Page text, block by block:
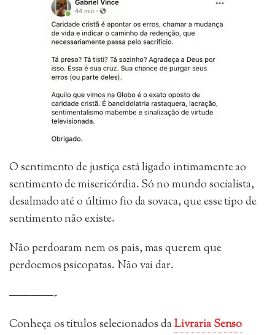
O sentimento de justiça está ligado intimamente ao
sentimento de misericórdia. Só no mundo socialista,
desalmado até o último fio da sovaca, que esse tipo de
sentimento não existe.
Não perdoaram nem os pais, mas querem que
perdoemos psicopatas. Não vai dar.
————-
Conheça os títulos selecionados daLivraria Senso